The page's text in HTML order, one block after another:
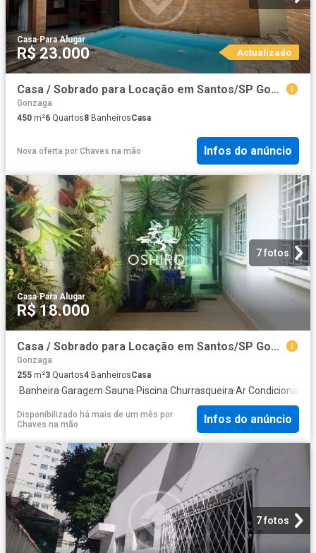
Casa· Para Alugar
R$ 23.000 Actualizado
Casa / Sobrado para Locação em Santos/SP Gonzaga 6 Quartos
Gonzaga
450 m²6 Quartos8 BanheirosCasa
Nova oferta por Chaves na mão Infos do anúncio
7 fotos
Casa·Para Alugar
R$ 18.000
Casa / Sobrado para Locação em Santos/SP Gonzaga 3 Quartos
Gonzaga
255 m²3 Quartos4 BanheirosCasa
·Banheira·Garagem·Sauna·Piscina·Churrasqueira·Ar Condicionado
Disponibilizado há mais de um mês por
Chaves na mão
Infos do anúncio
7 fotos